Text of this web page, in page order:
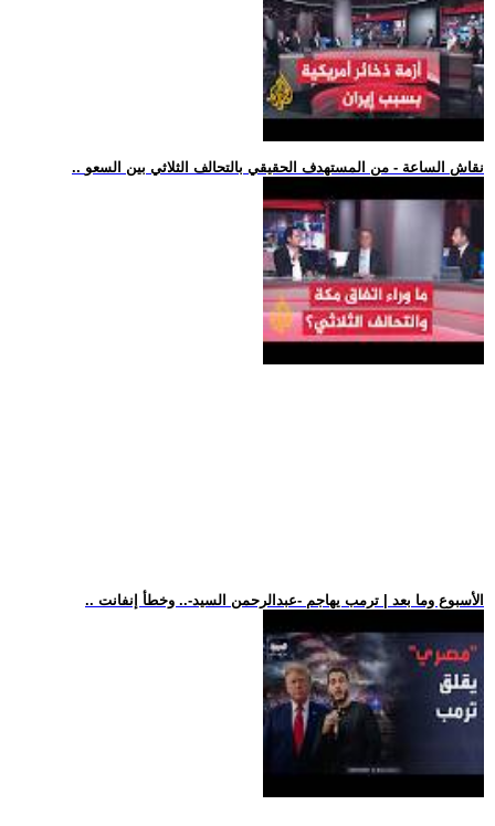
.. نقاش الساعة - من المستهدف الحقيقي بالتحالف الثلاثي بين السعو
.. الأسبوع وما بعد | ترمب يهاجم -عبدالرحمن السيد-.. وخطأ إنفانت